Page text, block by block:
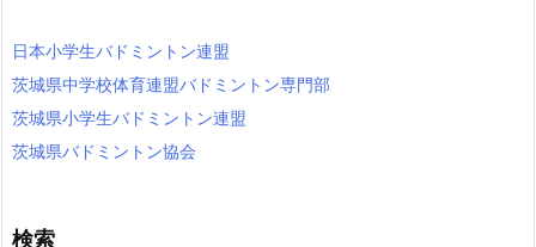
日本小学生バドミントン連盟
茨城県中学校体育連盟バドミントン専門部
茨城県小学生バドミントン連盟
茨城県バドミントン協会
検索